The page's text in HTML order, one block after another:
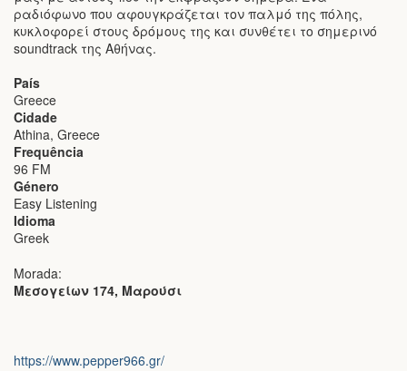
ραδιόφωνο που αφουγκράζεται τον παλμό της πόλης,
κυκλοφορεί στους δρόμους της και συνθέτει το σημερινό
soundtrack της Αθήνας.
País
Greece
Cidade
Athina, Greece
Frequência
96 FM
Género
Easy Listening
Idioma
Greek
Morada:
Μεσογείων 174, Μαρούσι
https://www.pepper966.gr/